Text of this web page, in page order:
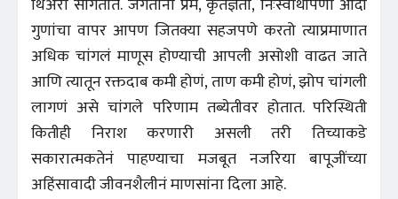
गुणांचा वापर आपण जितक्या सहजपणे करतो त्याप्रमाणात
अधिक चांगलं माणूस होण्याची आपली असोशी वाढत जाते
आणि त्यातून रक्तदाब कमी होणं, ताण कमी होणं, झोप चांगली
लागणं असे चांगले परिणाम तब्येतीवर होतात. परिस्थिती
कितीही निराश करणारी असली तरी तिच्याकडे
सकारात्मकतेनं पाहण्याचा मजबूत नजरिया बापूजींच्या
अहिंसावादी जीवनशैलीनं माणसांना दिला आहे.